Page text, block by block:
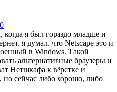
когда я был гораздо младше и
я думал, что Netscape это и
в Windows. Такой
альтернативные браузеры и
Нетшкафа к вёрстке и
сейчас либо хорошо, либо